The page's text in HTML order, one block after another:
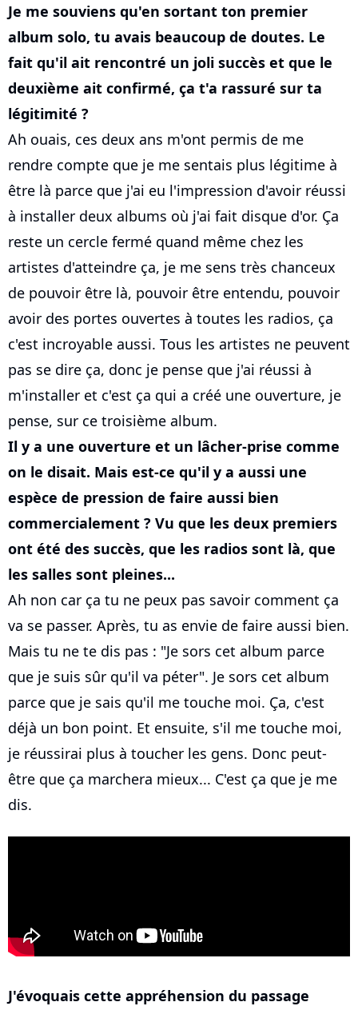
Je me souviens qu'en sortant ton premier
album solo, tu avais beaucoup de doutes. Le
fait qu'il ait rencontré un joli succès et que le
deuxième ait confirmé, ça t'a rassuré sur ta
légitimité ?
Ah ouais, ces deux ans m'ont permis de me
rendre compte que je me sentais plus légitime à
être là parce que j'ai eu l'impression d'avoir réussi
à installer deux albums où j'ai fait disque d'or. Ça
reste un cercle fermé quand même chez les
artistes d'atteindre ça, je me sens très chanceux
de pouvoir être là, pouvoir être entendu, pouvoir
avoir des portes ouvertes à toutes les radios, ça
c'est incroyable aussi. Tous les artistes ne peuvent
pas se dire ça, donc je pense que j'ai réussi à
m'installer et c'est ça qui a créé une ouverture, je
pense, sur ce troisième album.
Il y a une ouverture et un lâcher-prise comme
on le disait. Mais est-ce qu'il y a aussi une
espèce de pression de faire aussi bien
commercialement ? Vu que les deux premiers
ont été des succès, que les radios sont là, que
les salles sont pleines...
Ah non car ça tu ne peux pas savoir comment ça
va se passer. Après, tu as envie de faire aussi bien.
Mais tu ne te dis pas : "Je sors cet album parce
que je suis sûr qu'il va péter". Je sors cet album
parce que je sais qu'il me touche moi. Ça, c'est
déjà un bon point. Et ensuite, s'il me touche moi,
je réussirai plus à toucher les gens. Donc peut-
être que ça marchera mieux... C'est ça que je me
dis.
J'évoquais cette appréhension du passage